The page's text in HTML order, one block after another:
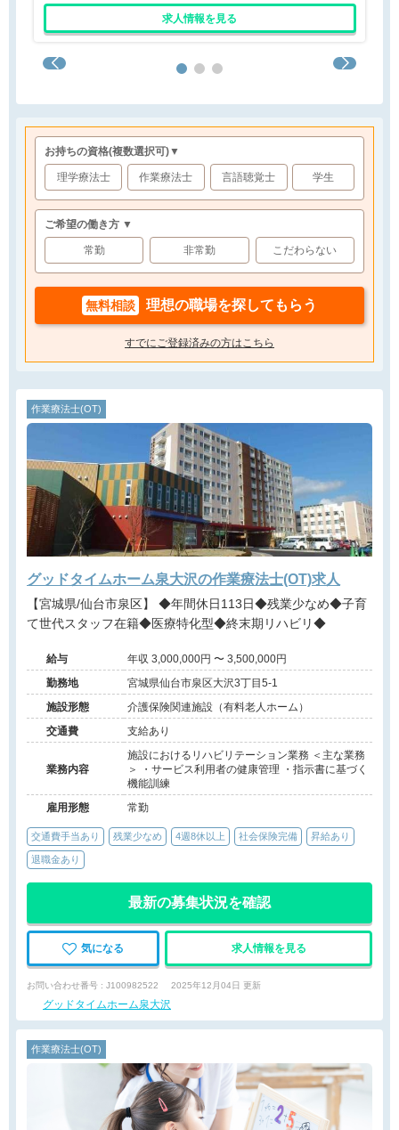
求人情報を見る
お持ちの資格(複数選択可)▼
理学療法士 作業療法士 言語聴覚士 学生
ご希望の働き方 ▼
常勤 非常勤 こだわらない
無料相談 理想の職場を探してもらう
すでにご登録済みの方はこちら
作業療法士(OT)
グッドタイムホーム泉大沢の作業療法士(OT)求人
【宮城県/仙台市泉区】 ◆年間休日113日◆残業少なめ◆子育
て世代スタッフ在籍◆医療特化型◆終末期リハビリ◆
給与
年収 3,000,000円 〜 3,500,000円
勤務地
宮城県仙台市泉区大沢3丁目5-1
施設形態
介護保険関連施設（有料老人ホーム）
交通費
支給あり
業務内容
施設におけるリハビリテーション業務 ＜主な業務
＞ ・サービス利用者の健康管理 ・指示書に基づく
機能訓練
雇用形態
常勤
交通費手当あり 残業少なめ 4週8休以上 社会保険完備 昇給あり
退職金あり
最新の募集状況を確認
気になる 求人情報を見る
お問い合わせ番号 : J100982522 2025年12月04日 更新
グッドタイムホーム泉大沢
作業療法士(OT)